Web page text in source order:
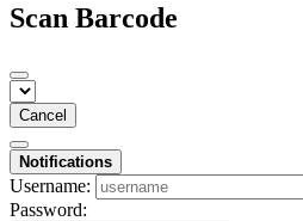
Scan Barcode
Cancel
Notifications
Username:
Password: